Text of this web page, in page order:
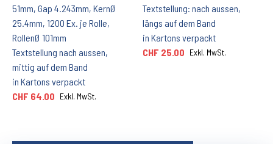
51mm, Gap 4.243mm, KernØ
25.4mm, 1200 Ex. je Rolle,
RollenØ 101mm
Textstellung nach aussen,
mittig auf dem Band
in Kartons verpackt
CHF 64.00 Exkl. MwSt.
Textstellung: nach aussen,
längs auf dem Band
in Kartons verpackt
CHF 25.00 Exkl. MwSt.